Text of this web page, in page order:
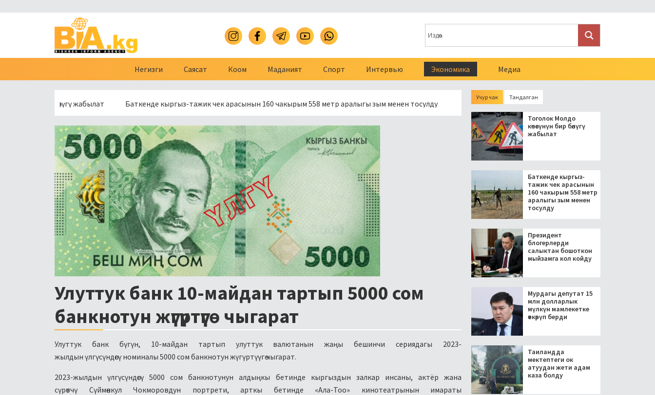
Негизги Саясат Коом Маданият Спорт Интервью Экономика Медиа
Баткенде кыргыз-тажик чек арасынын 160 чакырым 558 метр аралыгы зым менен тосулду Президент блогерлерди салыктан бошоткон мыйзамга кол койду
Улуттук банк 10-майдан тартып 5000 сом
банкнотун жүгүртүүгө чыгарат
Улуттук банк бүгүн, 10-майдан тартып улуттук валютанын жаңы бешинчи сериядагы 2023-
жылдын үлгүсүндөгү номиналы 5000 сом банкнотун жүгүртүүгө чыгарат.
2023-жылдын үлгүсүндөгү 5000 сом банкнотунун алдыңкы бетинде кыргыздын залкар инсаны, актёр жана
сүрөтчү Сүймөнкул Чокморовдун портрети, арткы бетинде «Ала-Тоо» кинотеатрынын имараты
Учур чак Тандалган
Тоголок Молдо
көчөсүнүн бир бөлүгү
жабылат
Баткенде кыргыз-
тажик чек арасынын
160 чакырым 558 метр
аралыгы зым менен
тосулду
Президент
блогерлерди
салыктан бошоткон
мыйзамга кол койду
Мурдагы депутат 15
млн долларлык
мүлкүн мамлекетке
өткөрүп берди
Таиландда
мектептеги ок
атуудан жети адам
каза болду